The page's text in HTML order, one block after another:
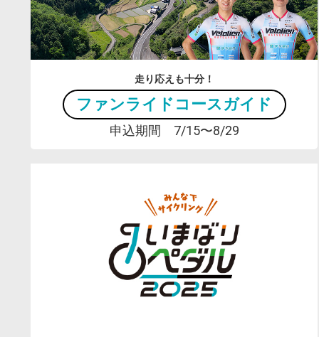
走り応えも十分！
ファンライドコースガイド
申込期間 7/15〜8/29